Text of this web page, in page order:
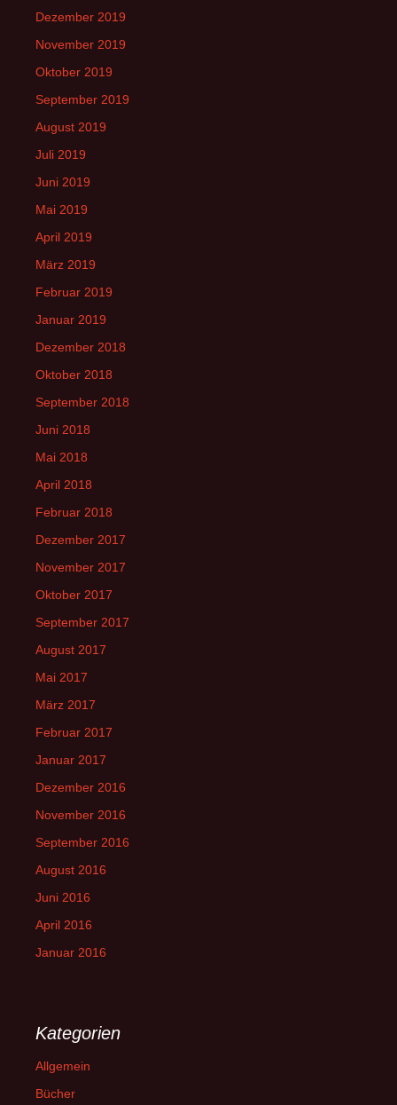
Dezember 2019
November 2019
Oktober 2019
September 2019
August 2019
Juli 2019
Juni 2019
Mai 2019
April 2019
März 2019
Februar 2019
Januar 2019
Dezember 2018
Oktober 2018
September 2018
Juni 2018
Mai 2018
April 2018
Februar 2018
Dezember 2017
November 2017
Oktober 2017
September 2017
August 2017
Mai 2017
März 2017
Februar 2017
Januar 2017
Dezember 2016
November 2016
September 2016
August 2016
Juni 2016
April 2016
Januar 2016
Kategorien
Allgemein
Bücher